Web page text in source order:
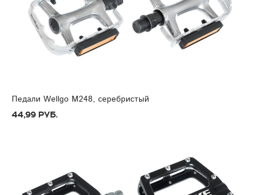
Педали Wellgo M248, серебристый
44,99 руб.